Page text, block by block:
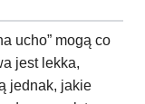
ucho” mogą co
jest lekka,
jednak, jakie